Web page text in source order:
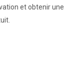
et obtenir une